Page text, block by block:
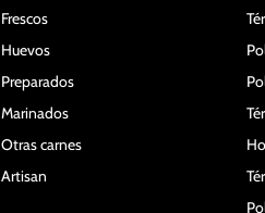
Frescos
Huevos
Preparados
Marinados
Otras carnes
Artisan